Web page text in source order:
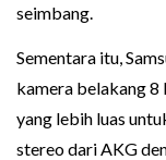
seimbang.
Sementara itu,
kamera belakang
yang lebih luas
stereo dari AKG